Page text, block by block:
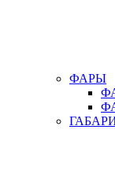
ФАРЫ